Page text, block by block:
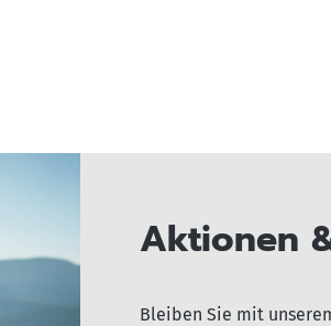
Aktionen
Bleiben Sie mit